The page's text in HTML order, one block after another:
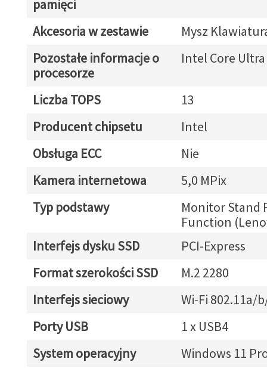
pamięci
Akcesoria w zestawie
Mysz
Pozostałe informacje o
procesorze
Intel Core Ultra
Liczba TOPS
13
Producent chipsetu
Intel
Obsługa ECC
Nie
Kamera internetowa
5,0 MPix
Typ podstawy
Monitor Stand
Function
Interfejs dysku SSD
PCI-Express
Format szerokości SSD
M.2 2280
Interfejs sieciowy
Wi-Fi 802.11a/
Porty USB
1 x USB4
System operacyjny
Windows 11